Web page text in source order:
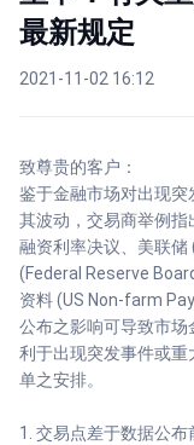
最新规定
2021-11-02 16:12
致尊贵的客户：
鉴于金融市场对出现
其波动，交易商举例
融资利率决议、美联
(Federal Reserve
资料 (US Non-farm
公布之影响可导致市
利于出现突发事件或
单之安排。
1. 交易点差于数据公布